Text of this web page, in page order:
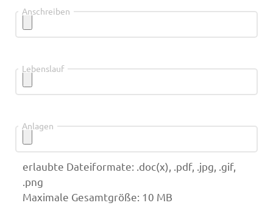
Anschreiben
Lebenslauf
Anlagen
erlaubte Dateiformate: .doc(x), .pdf, .jpg, .gif,
.png
Maximale Gesamtgröße: 10 MB